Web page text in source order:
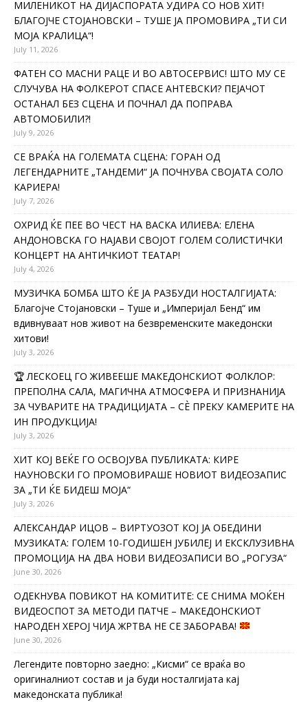
МИЛЕНИКОТ НА ДИЈАСПОРАТА УДИРА СО НОВ ХИТ!
БЛАГОЈЧЕ СТОЈАНОВСКИ – ТУШЕ ЈА ПРОМОВИРА „ТИ СИ
МОЈА КРАЛИЦА“!
July 11, 2026
ФАТЕН СО МАСНИ РАЦЕ И ВО АВТОСЕРВИС! ШТО МУ СЕ
СЛУЧУВА НА ФОЛКЕРОТ СПАСЕ АНТЕВСКИ? ПЕЈАЧОТ
ОСТАНАЛ БЕЗ СЦЕНА И ПОЧНАЛ ДА ПОПРАВА
АВТОМОБИЛИ?!
July 9, 2026
СЕ ВРАЌА НА ГОЛЕМАТА СЦЕНА: ГОРАН ОД
ЛЕГЕНДАРНИТЕ „ТАНДЕМИ“ ЈА ПОЧНУВА СВОЈАТА СОЛО
КАРИЕРА!
July 7, 2026
ОХРИД ЌЕ ПЕЕ ВО ЧЕСТ НА ВАСКА ИЛИЕВА: ЕЛЕНА
АНДОНОВСКА ГО НАЈАВИ СВОЈОТ ГОЛЕМ СОЛИСТИЧКИ
КОНЦЕРТ НА АНТИЧКИОТ ТЕАТАР!
July 4, 2026
МУЗИЧКА БОМБА ШТО ЌЕ ЈА РАЗБУДИ НОСТАЛГИЈАТА:
Благојче Стојановски – Туше и „Империјал Бенд“ им
вдивнуваат нов живот на безвременските македонски
хитови!
July 3, 2026
🏆 ЛЕСКОЕЦ ГО ЖИВЕЕШЕ МАКЕДОНСКИОТ ФОЛКЛОР:
ПРЕПОЛНА САЛА, МАГИЧНА АТМОСФЕРА И ПРИЗНАНИЈА
ЗА ЧУВАРИТЕ НА ТРАДИЦИЈАТА – СÈ ПРЕКУ КАМЕРИТЕ НА
ИН ПРОДУКЦИЈА!
July 3, 2026
ХИТ КОЈ ВЕЌЕ ГО ОСВОЈУВА ПУБЛИКАТА: КИРЕ
НАУНОВСКИ ГО ПРОМОВИРАШЕ НОВИОТ ВИДЕОЗАПИС
ЗА „ТИ ЌЕ БИДЕШ МОЈА“
July 3, 2026
АЛЕКСАНДАР ИЦОВ – ВИРТУОЗОТ КОЈ ЈА ОБЕДИНИ
МУЗИКАТА: ГОЛЕМ 10-ГОДИШЕН ЈУБИЛЕЈ И ЕКСКЛУЗИВНА
ПРОМОЦИЈА НА ДВА НОВИ ВИДЕОЗАПИСИ ВО „РОГУЗА“
June 30, 2026
ОДЕКНУВА ПОВИКОТ НА КОМИТИТЕ: СЕ СНИМА МОЌЕН
ВИДЕОСПОТ ЗА МЕТОДИ ПАТЧЕ – МАКЕДОНСКИОТ
НАРОДЕН ХЕРОЈ ЧИЈА ЖРТВА НЕ СЕ ЗАБОРАВА!
June 30, 2026
Легендите повторно заедно: „Кисми“ се враќа во
оригиналниот состав и ја буди носталгијата кај
македонската публика!